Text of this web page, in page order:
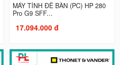
MÁY TÍNH ĐỂ BÀN (PC) HP 280
Pro G9 SFF...
17.094.000 đ